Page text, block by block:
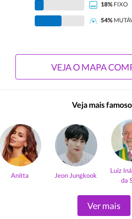
18%FIXO
54%
VEJA O MAPA
Veja mais
Anitta Jeon Jungkook
Luiz
da
Ver mais